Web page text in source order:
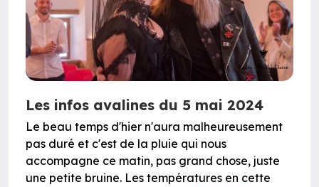
Les infos avalines du 5 mai 2024
Le beau temps d'hier n'aura malheureusement
pas duré et c'est de la pluie qui nous
accompagne ce matin, pas grand chose, juste
une petite bruine. Les températures en cette